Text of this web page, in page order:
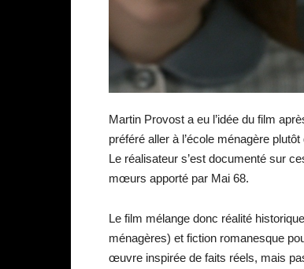
Martin Provost a eu l’idée du film
préféré aller à l’école ménagère
Le réalisateur s’est documenté sur
mœurs apporté par Mai 68.
Le film mélange donc réalité
ménagères) et fiction romanesque
œuvre inspirée de faits réels, mais